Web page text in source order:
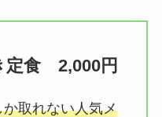
定食 2,000円
取れない人気メ